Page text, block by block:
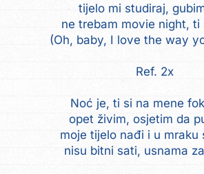
tijelo mi studiraj,
ne trebam movie night,
(Oh, baby, I love the way
Ref. 2x
Noć je, ti si na mene
opet živim, osjetim da
moje tijelo nađi i u mraku
nisu bitni sati, usnama